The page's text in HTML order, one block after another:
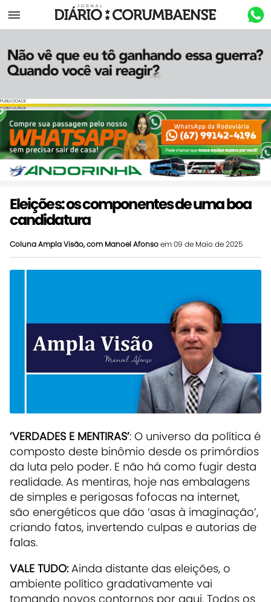
Menu
PUBLICIDADE
PUBLICIDADE
Eleições: os componentes de uma boa
candidatura
Coluna Ampla Visão, com Manoel Afonsoem 09 de Maio de 2025
‘VERDADES E MENTIRAS’: O universo da política é
composto deste binômio desde os primórdios
da luta pelo poder. E não há como fugir desta
realidade. As mentiras, hoje nas embalagens
de simples e perigosas fofocas na internet,
são energéticos que dão ‘asas à imaginação’,
criando fatos, invertendo culpas e autorias de
falas.
VALE TUDO:Ainda distante das eleições, o
ambiente político gradativamente vai
tomando novos contornos por aqui. Todos os